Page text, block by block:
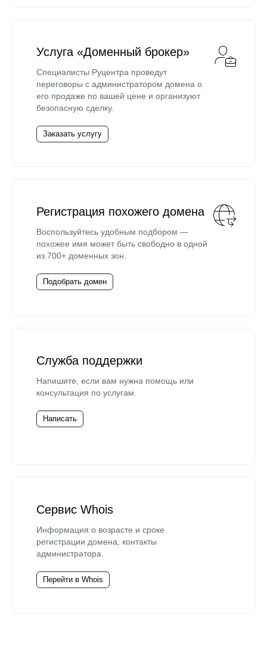
Услуга «Доменный брокер»
Специалисты Руцентра проведут
переговоры с администратором домена о
его продаже по вашей цене и организуют
безопасную сделку.
Заказать услугу
Регистрация похожего домена
Воспользуйтесь удобным подбором —
похожее имя может быть свободно в одной
из 700+ доменных зон.
Подобрать домен
Служба поддержки
Напишите, если вам нужна помощь или
консультация по услугам.
Написать
Сервис Whois
Информация о возрасте и сроке
регистрации домена, контакты
администратора.
Перейти в Whois